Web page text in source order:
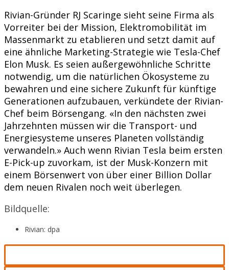
Rivian-Gründer RJ Scaringe sieht seine Firma als
Vorreiter bei der Mission, Elektromobilität im
Massenmarkt zu etablieren und setzt damit auf
eine ähnliche Marketing-Strategie wie Tesla-Chef
Elon Musk. Es seien außergewöhnliche Schritte
notwendig, um die natürlichen Ökosysteme zu
bewahren und eine sichere Zukunft für künftige
Generationen aufzubauen, verkündete der Rivian-
Chef beim Börsengang. «In den nächsten zwei
Jahrzehnten müssen wir die Transport- und
Energiesysteme unseres Planeten vollständig
verwandeln.» Auch wenn Rivian Tesla beim ersten
E-Pick-up zuvorkam, ist der Musk-Konzern mit
einem Börsenwert von über einer Billion Dollar
dem neuen Rivalen noch weit überlegen.
Bildquelle:
Rivian: dpa